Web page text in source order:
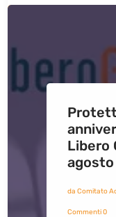
Libero
da Comitato
Commenti 0